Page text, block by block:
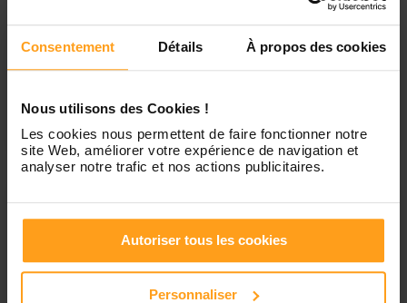
Consentement Détails À propos des cookies
Nous utilisons des Cookies !
Les cookies nous permettent de faire fonctionner notre
site Web, améliorer votre expérience de navigation et
analyser notre trafic et nos actions publicitaires.
Autoriser tous les cookies
Personnaliser
postule pour baby-sitting
bonjour je m’appelle inès et j’ai 17 ans. j’adore les enfants,
situation. je suis lycéenne et je cherche à me faire un peu